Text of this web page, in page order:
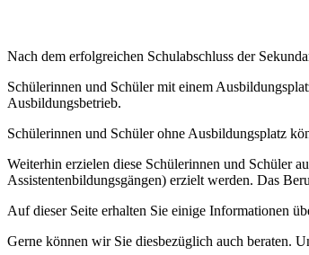
Nach dem erfolgreichen Schulabschluss der
Schülerinnen und Schüler mit einem
Ausbildungsbetrieb.
Schülerinnen und Schüler ohne Ausbildungsplatz
Weiterhin erzielen diese Schülerinnen und Schüler
Assistentenbildungsgängen) erzielt werden. Das
Auf dieser Seite erhalten Sie einige Informationen
Gerne können wir Sie diesbezüglich auch beraten.